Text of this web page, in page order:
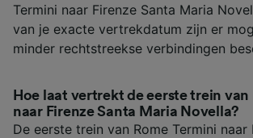
Termini naar Firenze Santa Maria
van je exacte vertrekdatum zijn er
minder rechtstreekse verbindingen
Hoe laat vertrekt de eerste trein van
naar Firenze Santa Maria Novella?
De eerste trein van Rome Termini naar